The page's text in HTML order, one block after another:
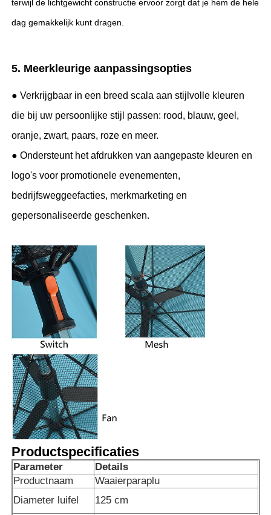
terwijl de lichtgewicht constructie ervoor zorgt dat je hem de hele
dag gemakkelijk kunt dragen.
5. Meerkleurige aanpassingsopties
● Verkrijgbaar in een breed scala aan stijlvolle kleuren
die bij uw persoonlijke stijl passen: rood, blauw, geel,
oranje, zwart, paars, roze en meer.
● Ondersteunt het afdrukken van aangepaste kleuren en
logo's voor promotionele evenementen,
bedrijfsweggeefacties, merkmarketing en
gepersonaliseerde geschenken.
Productspecificaties
Parameter
Details
Productnaam
Waaierparaplu
Diameter luifel
125 cm